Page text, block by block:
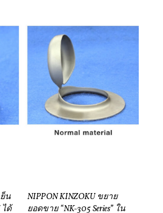
น
ได้
NIPPON KINZOKU ขยาย
ยอดขาย “NK-305 Series” ใน